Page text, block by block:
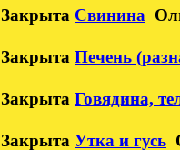
Закрыта Свинина
Закрыта Печень
Закрыта Говядина,
Закрыта Утка и гусь